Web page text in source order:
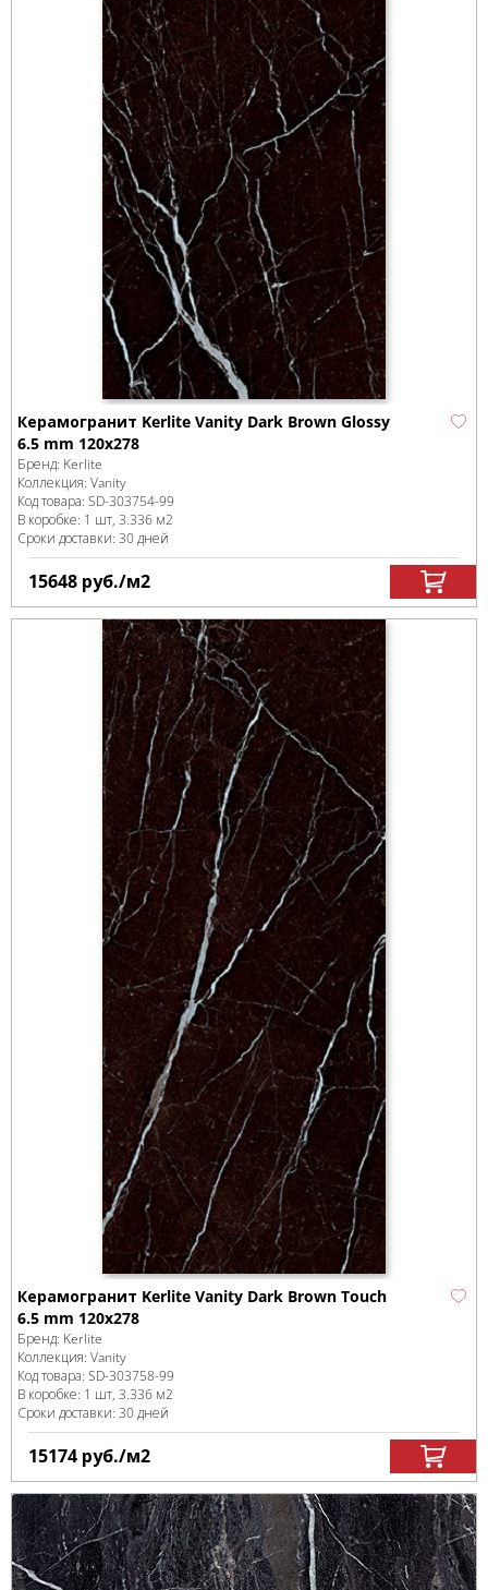
Керамогранит Kerlite Vanity Dark Brown Glossy
6.5 mm 120x278
Бренд: Kerlite
Коллекция: Vanity
Код товара: SD-303754-99
В коробке: 1 шт, 3.336 м2
Сроки доставки: 30 дней
15648 руб./м2
Керамогранит Kerlite Vanity Dark Brown Touch
6.5 mm 120x278
Бренд: Kerlite
Коллекция: Vanity
Код товара: SD-303758-99
В коробке: 1 шт, 3.336 м2
Сроки доставки: 30 дней
15174 руб./м2